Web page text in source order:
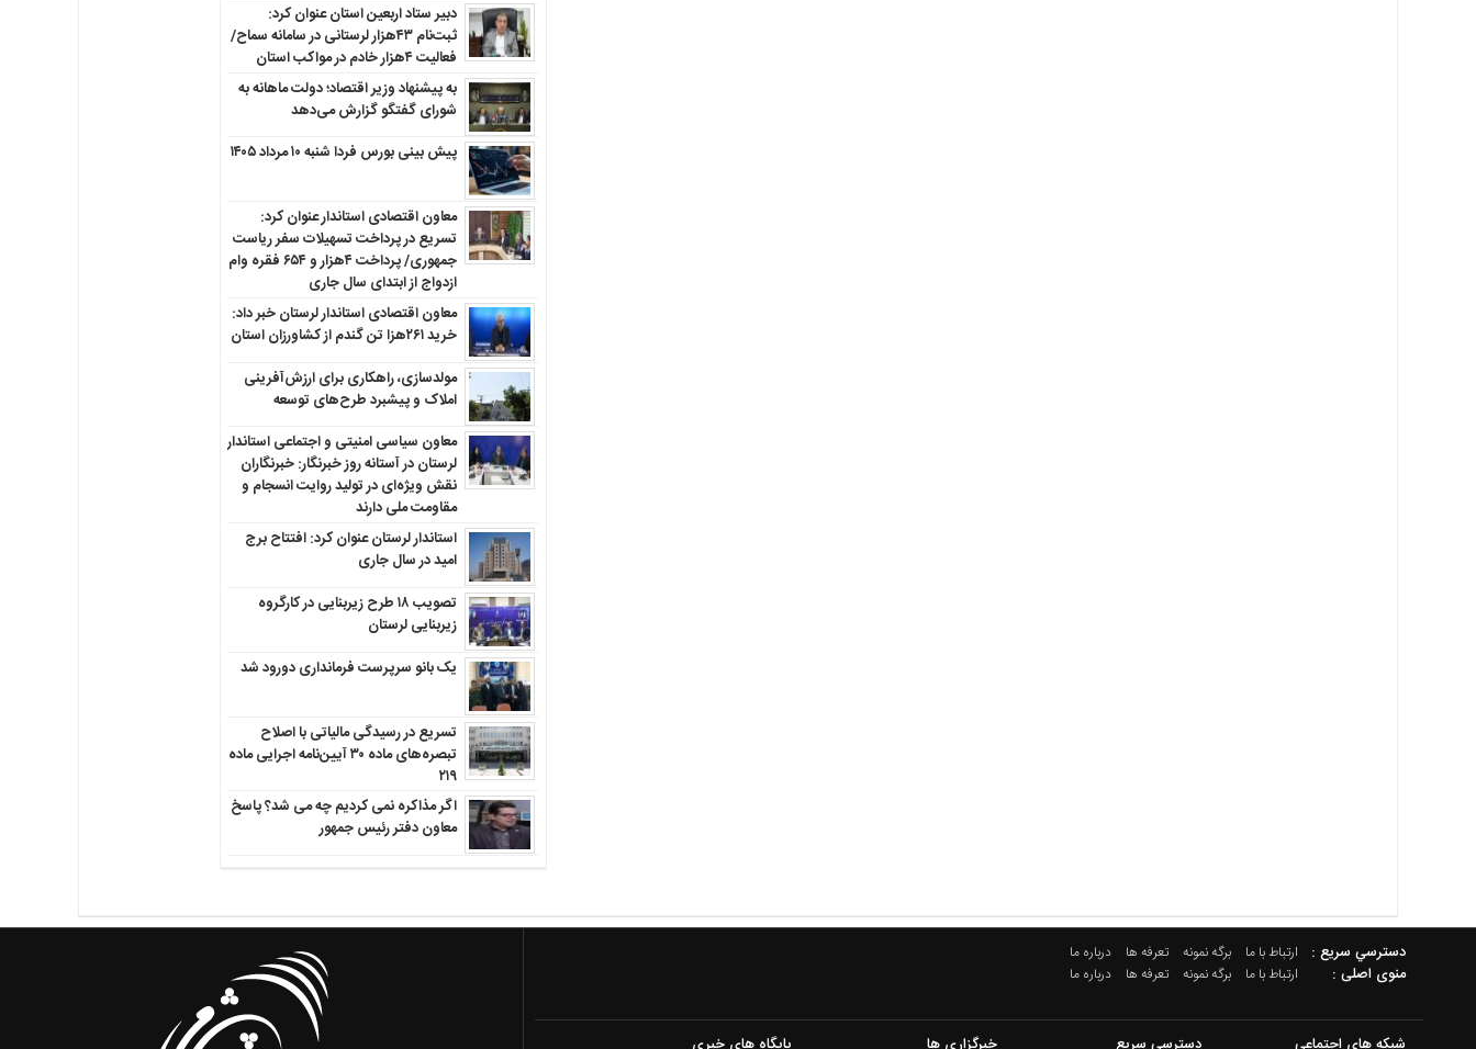
دبیر ستاد اربعین استان عنوان کرد:
ثبت‌نام ۴۳هزار لرستانی در سامانه سماح/
فعالیت ۴هزار خادم در مواکب استان
به پیشنهاد وزیر اقتصاد؛ دولت ماهانه به
شورای گفتگو گزارش می‌دهد
پیش بینی بورس فردا شنبه ۱۰ مرداد ۱۴۰۵
معاون اقتصادی استاندار عنوان کرد:
تسریع در پرداخت تسهیلات سفر ریاست
جمهوری/ پرداخت ۴هزار و ۶۵۴ فقره وام
ازدواج از ابتدای سال جاری
معاون اقتصادی استاندار لرستان خبر داد:
خرید ۲۶۱هزا تن گندم از کشاورزان استان
مولدسازی، راهکاری برای ارزش‌آفرینی
املاک و پیشبرد طرح‌های توسعه
معاون سیاسی امنیتی و اجتماعی استاندار
لرستان در آستانه روز خبرنگار: خبرنگاران
نقش ویژه‌ای در تولید روایت انسجام و
مقاومت ملی دارند
استاندار لرستان عنوان کرد: افتتاح برج
امید در سال جاری
تصویب ۱۸ طرح زیربنایی در کارگروه
زیربنایی لرستان
یک بانو سرپرست فرمانداری دورود شد
تسریع در رسیدگی مالیاتی با اصلاح
تبصره‌های ماده ۳۰ آیین‌نامه اجرایی ماده
۲۱۹
اگر مذاکره نمی کردیم چه می شد؟ پاسخ
معاون دفتر رئیس جمهور
دسترسي سريع : ارتباط با ما برگه نمونه تعرفه ها درباره ما
منوی اصلی : ارتباط با ما برگه نمونه تعرفه ها درباره ما
شبکه های اجتماعی دسترسی سریع خبرگزاری ها پایگاه های خبری